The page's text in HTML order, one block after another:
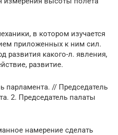
в котором изучается
приложенных к ним сил.
развития какого-л. явления,
развитие.
парламента. // Председатель
2. Председатель палаты
намерение сделать